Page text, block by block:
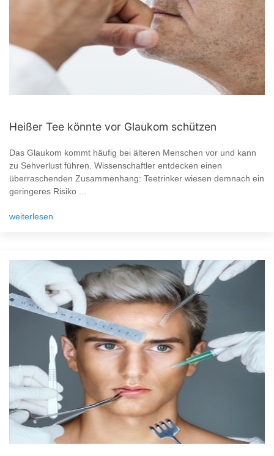
Heißer Tee könnte vor Glaukom schützen
Das Glaukom kommt häufig bei älteren Menschen vor und kann
zu Sehverlust führen. Wissenschaftler entdecken einen
überraschenden Zusammenhang: Teetrinker wiesen demnach ein
geringeres Risiko ...
weiterlesen